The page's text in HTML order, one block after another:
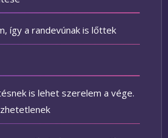
így a randevúnak is lőttek
is lehet szerelem a vége.